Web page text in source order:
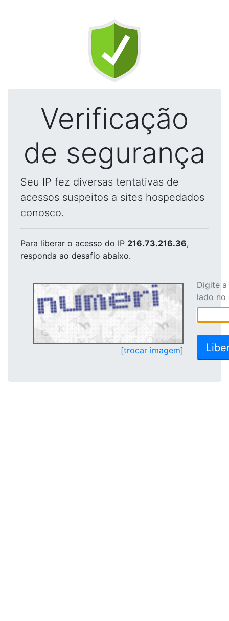
Verificação
de segurança
Seu IP fez diversas tentativas de
acessos suspeitos a sites hospedados
conosco.
Para liberar o acesso do IP 216.73.216.36,
responda ao desafio abaixo.
[trocar imagem]
Digite
lado no